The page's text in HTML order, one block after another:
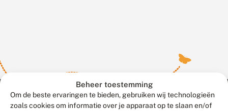
Beheer toestemming
Om de beste ervaringen te bieden, gebruiken wij technologieën
zoals cookies om informatie over je apparaat op te slaan en/of